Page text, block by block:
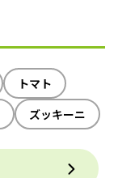
トマト
ズッキーニ